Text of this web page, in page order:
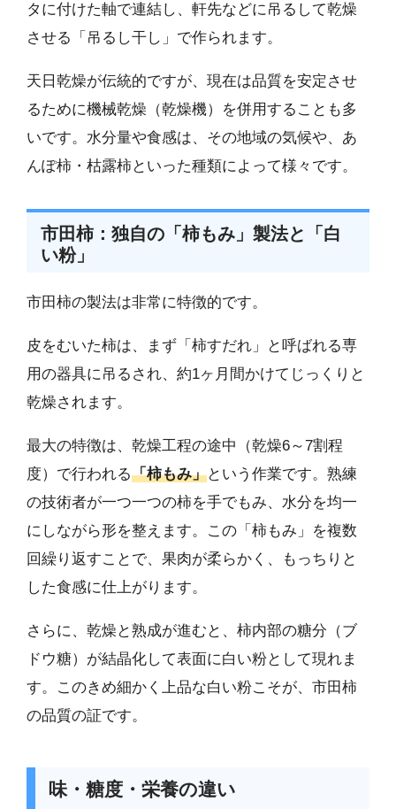
タに付けた軸で連結し、軒先などに吊るして乾燥
させる「吊るし干し」で作られます。
天日乾燥が伝統的ですが、現在は品質を安定させ
るために機械乾燥（乾燥機）を併用することも多
いです。水分量や食感は、その地域の気候や、あ
んぽ柿・枯露柿といった種類によって様々です。
市田柿：独自の「柿もみ」製法と「白
い粉」
市田柿の製法は非常に特徴的です。
皮をむいた柿は、まず「柿すだれ」と呼ばれる専
用の器具に吊るされ、約1ヶ月間かけてじっくりと
乾燥されます。
最大の特徴は、乾燥工程の途中（乾燥6～7割程
度）で行われる「柿もみ」という作業です。熟練
の技術者が一つ一つの柿を手でもみ、水分を均一
にしながら形を整えます。この「柿もみ」を複数
回繰り返すことで、果肉が柔らかく、もっちりと
した食感に仕上がります。
さらに、乾燥と熟成が進むと、柿内部の糖分（ブ
ドウ糖）が結晶化して表面に白い粉として現れま
す。このきめ細かく上品な白い粉こそが、市田柿
の品質の証です。
味・糖度・栄養の違い